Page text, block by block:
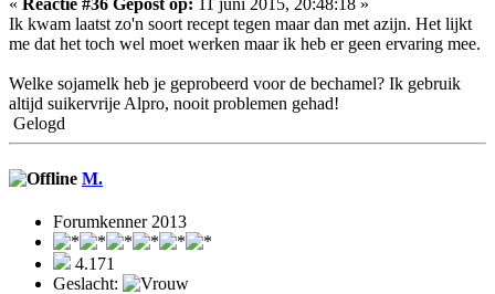
« Reactie #36 Gepost op: 11 juni 2015, 20:48:18 »
Ik kwam laatst zo'n soort recept tegen maar dan met azijn. Het lijkt
me dat het toch wel moet werken maar ik heb er geen ervaring mee.
Welke sojamelk heb je geprobeerd voor de bechamel? Ik gebruik
altijd suikervrije Alpro, nooit problemen gehad!
Gelogd
M.
Forumkenner 2013
4.171
Geslacht: